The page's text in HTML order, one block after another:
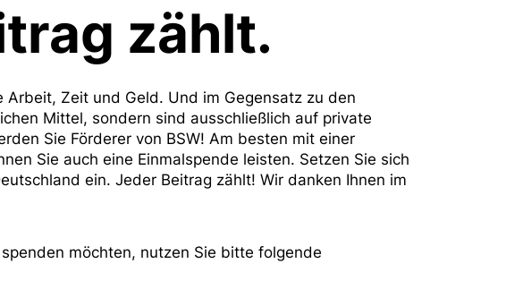
zählt.
Zeit und Geld. Und im Gegensatz zu den
Mittel, sondern sind ausschließlich auf private
Sie Förderer von BSW! Am besten mit einer
Sie auch eine Einmalspende leisten. Setzen Sie sich
ein. Jeder Beitrag zählt! Wir danken Ihnen im
möchten, nutzen Sie bitte folgende